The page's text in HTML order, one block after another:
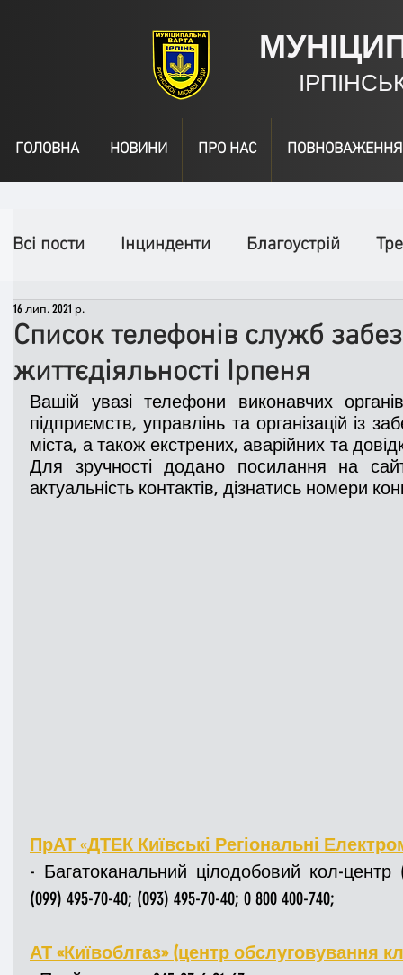
ГОЛОВНА НОВИНИ ПРО НАС ПОВНОВАЖЕННЯ
Всі пости Інцинденти Благоустрій
День народження
Спільні заходи Надзвичайні заходи
Медицина Новини ДТП
Список телефонів служб
життєдіяльності Ірпеня
16 лип. 2021 р.
Вашій увазі телефони виконавчих
підприємств, управлінь та організацій із
міста, а також екстрених, аварійних та
Для зручності додано посилання на
актуальність контактів, дізнатись номери
ПрАТ «ДТЕК Київські Регіональні
- Багатоканальний цілодобовий кол-центр
(099) 495-70-40; (093) 495-70-40; 0 800 400-740;
АТ «Київоблгаз» (центр обслуговування